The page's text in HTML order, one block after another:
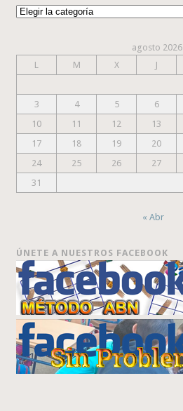
Categorías
agosto 2026
L
M X J
3
4 5 6
10
11 12 13
17
18 19 20
24
25 26 27
31
« Abr
ÚNETE A NUESTROS FACEBOOK